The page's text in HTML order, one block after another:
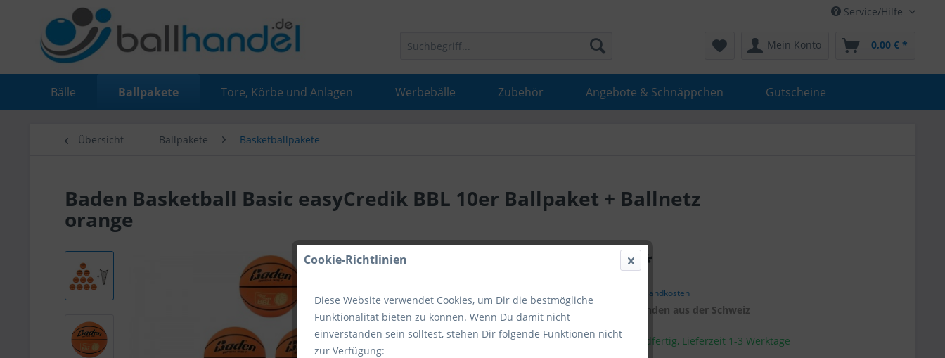
Service/Hilfe
Mein Konto 0,00 € *
Bälle Ballpakete Tore, Körbe und Anlagen Werbebälle Zubehör Angebote & Schnäppchen Gutscheine
Übersicht Ballpakete Basketballpakete
Baden Basketball Basic easyCredik BBL 10er Ballpaket + Ballnetz
orange
99,99 € *
inkl. Versandkosten
Kunden aus der Schweiz
Sofort versandfertig, Lieferzeit 1-3 Werktage
Cookie-Richtlinien
Diese Website verwendet Cookies, um Dir die bestmögliche
Funktionalität bieten zu können. Wenn Du damit nicht
einverstanden sein solltest, stehen Dir folgende Funktionen nicht
zur Verfügung: